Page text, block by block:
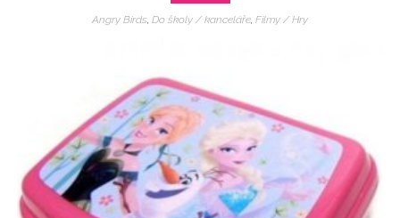
Angry Birds, Do školy / kanceláře, Filmy / Hry